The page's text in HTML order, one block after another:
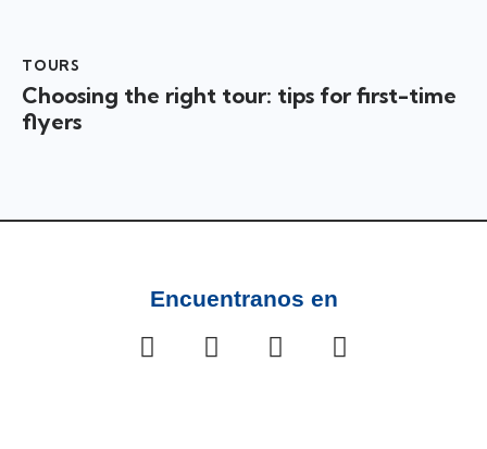
TOURS
Choosing the right tour: tips for first-time
flyers
Encuentranos en